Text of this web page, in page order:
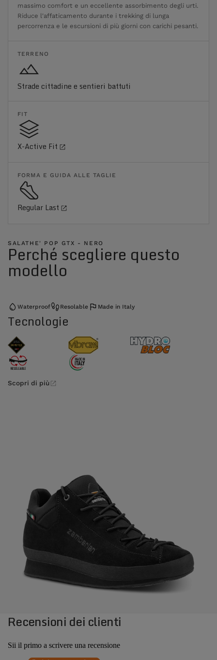
massimo comfort e un eccellente assorbimento degli urti.
Riduce l'affaticamento durante i trekking di lunga
percorrenza e le escursioni di più giorni con carichi pesanti.
TERRENO
Strade cittadine e sentieri battuti
FIT
X-Active Fit
FORMA E GUIDA ALLE TAGLIE
Regular Last
SALATHE' POP GTX - NERO
Perché scegliere questo
modello
Waterproof Resolable Made in Italy
Tecnologie
Scopri di più
Recensioni dei clienti
Sii il primo a scrivere una recensione